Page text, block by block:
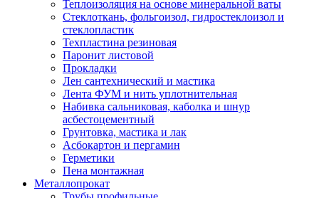
Теплоизоляция на основе минеральной ваты
Стеклоткань, фольгоизол, гидростеклоизол и
стеклопластик
Техпластина резиновая
Паронит листовой
Прокладки
Лен сантехнический и мастика
Лента ФУМ и нить уплотнительная
Набивка сальниковая, каболка и шнур
асбестоцементный
Грунтовка, мастика и лак
Асбокартон и пергамин
Герметики
Пена монтажная
Металлопрокат